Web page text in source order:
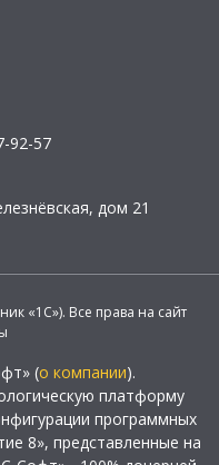
92-57
дом 21
«1С»). Все права на сайт
(о компании).
платформу
программных
8», представленные на